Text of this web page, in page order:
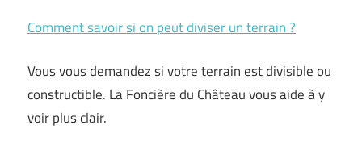
Comment savoir si on peut diviser un terrain ?
Vous vous demandez si votre terrain est divisible ou
constructible. La Foncière du Château vous aide à y
voir plus clair.